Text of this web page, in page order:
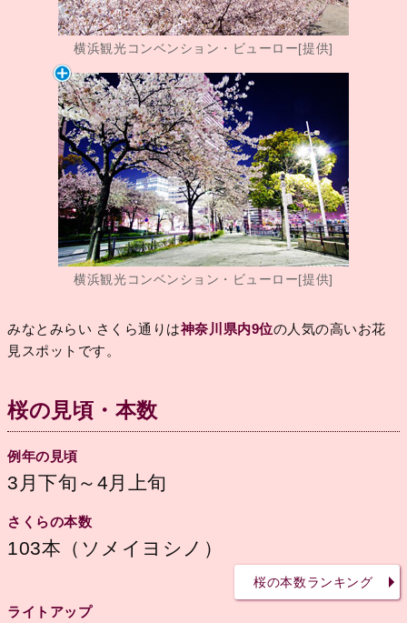
横浜観光コンベンション・ビューロー[提供]
横浜観光コンベンション・ビューロー[提供]
みなとみらい さくら通りは神奈川県内9位の人気の高いお花
見スポットです。
桜の見頃・本数
例年の見頃
3月下旬～4月上旬
さくらの本数
103本（ソメイヨシノ）
桜の本数ランキング
ライトアップ